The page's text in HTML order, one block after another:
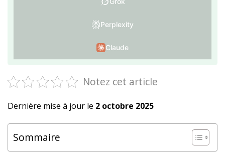
Perplexity
Claude
Notez cet article
Dernière mise à jour le 2 octobre 2025
Sommaire